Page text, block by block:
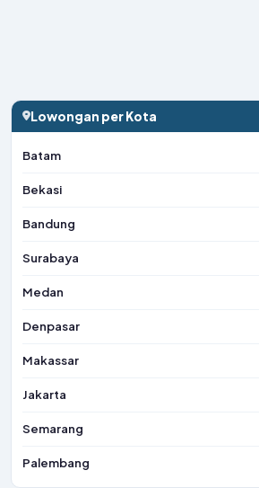
Lowongan per Kota
Batam
Bekasi
Bandung
Surabaya
Medan
Denpasar
Makassar
Jakarta
Semarang
Palembang